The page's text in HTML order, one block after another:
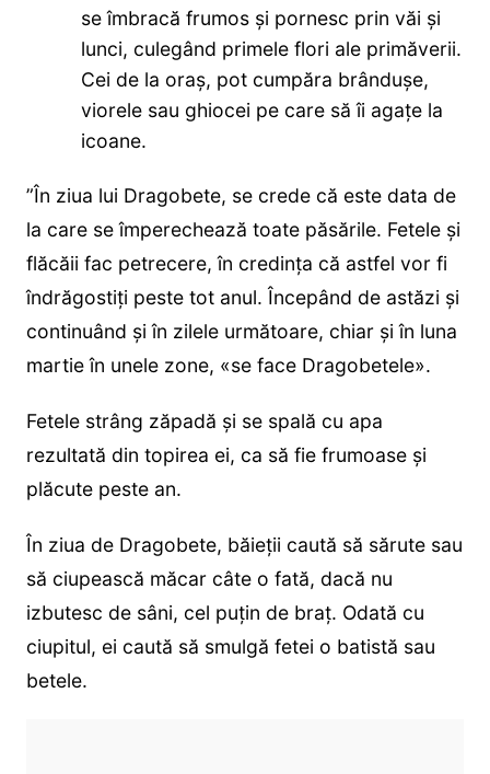
se îmbracă frumos şi pornesc prin văi şi
lunci, culegând primele flori ale primăverii.
Cei de la oraş, pot cumpăra brânduşe,
viorele sau ghiocei pe care să îi agaţe la
icoane.
”În ziua lui Dragobete, se crede că este data de
la care se împerechează toate păsările. Fetele și
flăcăii fac petrecere, în credința că astfel vor fi
îndrăgostiți peste tot anul. Începând de astăzi și
continuând și în zilele următoare, chiar și în luna
martie în unele zone, «se face Dragobetele».
Fetele strâng zăpadă și se spală cu apa
rezultată din topirea ei, ca să fie frumoase și
plăcute peste an.
În ziua de Dragobete, băieții caută să sărute sau
să ciupească măcar câte o fată, dacă nu
izbutesc de sâni, cel puțin de braț. Odată cu
ciupitul, ei caută să smulgă fetei o batistă sau
betele.